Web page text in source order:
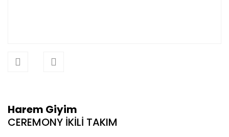
Harem Giyim
CEREMONY İKİLİ TAKIM